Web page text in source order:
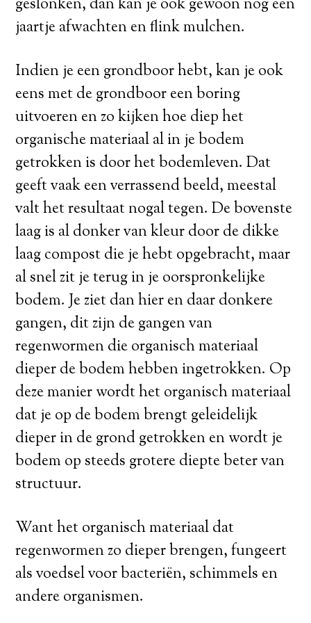
geslonken, dan kan je ook gewoon nog een
jaartje afwachten en flink mulchen.
Indien je een grondboor hebt, kan je ook
eens met de grondboor een boring
uitvoeren en zo kijken hoe diep het
organische materiaal al in je bodem
getrokken is door het bodemleven. Dat
geeft vaak een verrassend beeld, meestal
valt het resultaat nogal tegen. De bovenste
laag is al donker van kleur door de dikke
laag compost die je hebt opgebracht, maar
al snel zit je terug in je oorspronkelijke
bodem. Je ziet dan hier en daar donkere
gangen, dit zijn de gangen van
regenwormen die organisch materiaal
dieper de bodem hebben ingetrokken. Op
deze manier wordt het organisch materiaal
dat je op de bodem brengt geleidelijk
dieper in de grond getrokken en wordt je
bodem op steeds grotere diepte beter van
structuur.
Want het organisch materiaal dat
regenwormen zo dieper brengen, fungeert
als voedsel voor bacteriën, schimmels en
andere organismen.